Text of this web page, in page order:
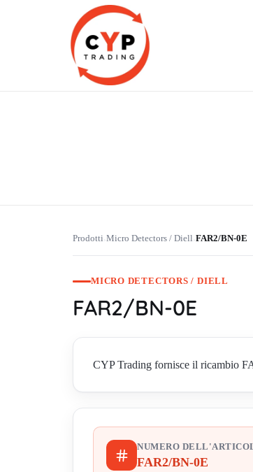
Prodotti›Micro Detectors / Diell›FAR2/BN-0E
MICRO DETECTORS / DIELL
FAR2/BN-0E
CYP Trading fornisce il ricambio
NUMERO
FAR2/BN-0E